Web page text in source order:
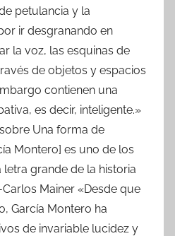
petulancia y la
ir desgranando en
la voz, las esquinas de
de objetos y espacios
contienen una
es decir, inteligente.»
Una forma de
Montero] es uno de los
grande de la historia
Mainer «Desde que
García Montero ha
de invariable lucidez y